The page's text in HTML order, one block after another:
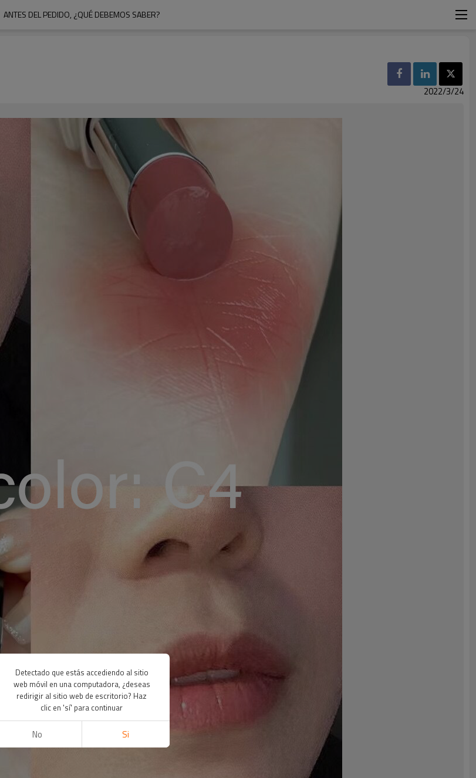
ANTES DEL PEDIDO, ¿QUÉ DEBEMOS SABER?
2022/3/24
Detectado que estás accediendo al sitio
web móvil en una computadora, ¿deseas
redirigir al sitio web de escritorio? Haz
clic en 'sí' para continuar
No Si